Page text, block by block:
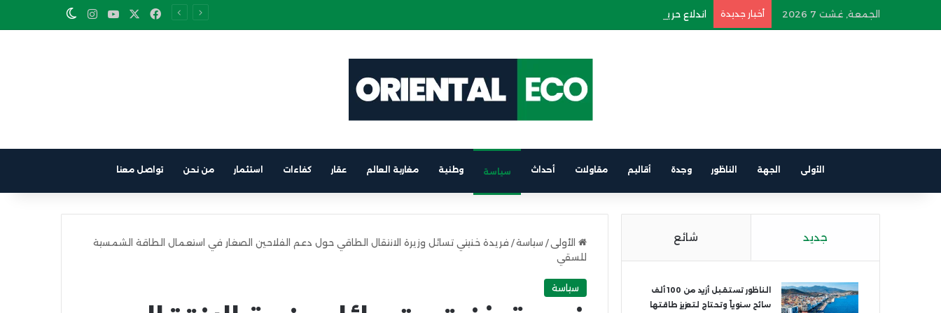
الجمعة, غشت 7 2026 أخبار جديدة اندلاع حريق في سيارة كهربائية على متن باخرة الرابط بين برشلونة والناظور Facebook
YouTube
Instagram
Switch skin
الأولى الجهة الناظور وجدة أقاليم مقاولات أحداث سياسة وطنية مغاربة العالم عقار كفاءات استثمار من نحن تواصل معنا
الأولى / سياسة/ فريدة خنيتي تسائل وزيرة الانتقال الطاقي حول دعم الفلاحين الصغار في استعمال الطاقة الشمسية
للسقي
سياسة
جديد شائع
الناظور تستقبل أزيد من 100 ألف
سائح سنوياً وتحتاج لتعزيز طاقتها